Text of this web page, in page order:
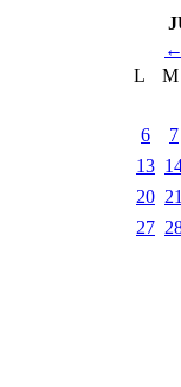
L
M
6
7
13
20
27